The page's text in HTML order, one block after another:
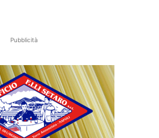
Pubblicità